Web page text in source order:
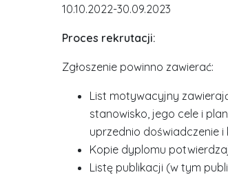
10.10.2022-30.09.2023
Proces rekrutacji:
Zgłoszenie powinno zawierać:
List motywacyjny
stanowisko, jego cele i
uprzednio doświadczenie
Kopie dyplomu
Listę publikacji (w tym